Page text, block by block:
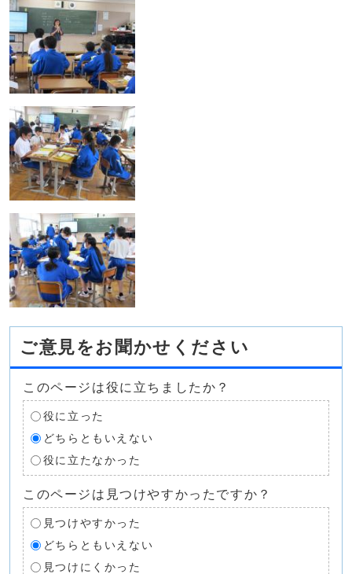
ご意見をお聞かせください
このページは役に立ちましたか？
役に立った
どちらともいえない
役に立たなかった
このページは見つけやすかったですか？
見つけやすかった
どちらともいえない
見つけにくかった